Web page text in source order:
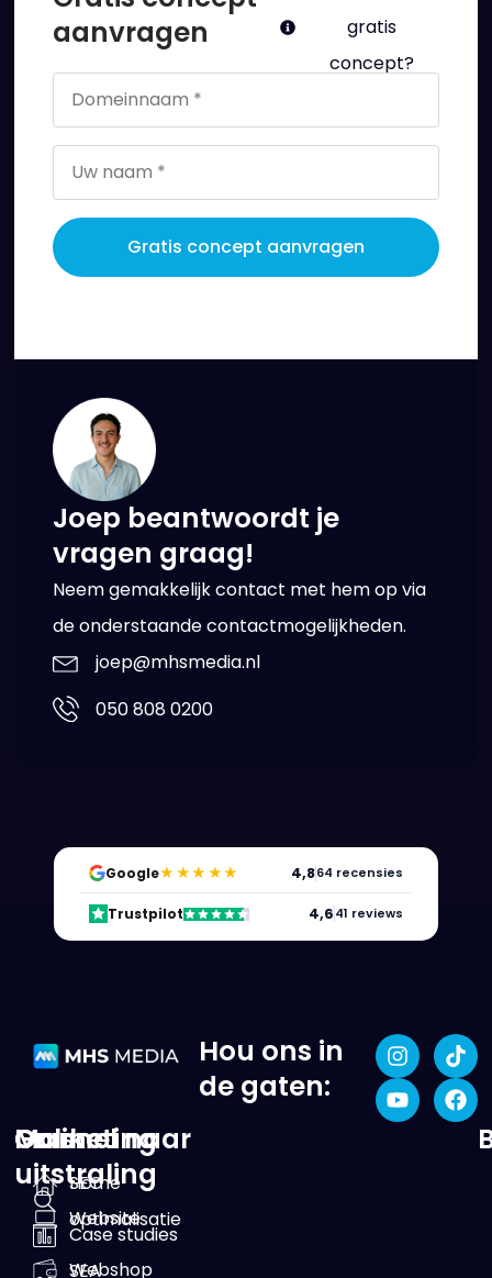
aanvragen
gratis
concept?
Gratis concept aanvragen
Joep beantwoordt je
vragen graag!
Neem gemakkelijk contact met hem op via
de onderstaande contactmogelijkheden.
joep@mhsmedia.nl
050 808 0200
Google★★★★★ 4,864 recensies
Trustpilot 4,641 reviews
Hou ons in
de gaten:
Online
uitstraling
Website
Webshop
Marketing
SEO
optimalisatie
SEA
Ga snel naar
Home
Case studies